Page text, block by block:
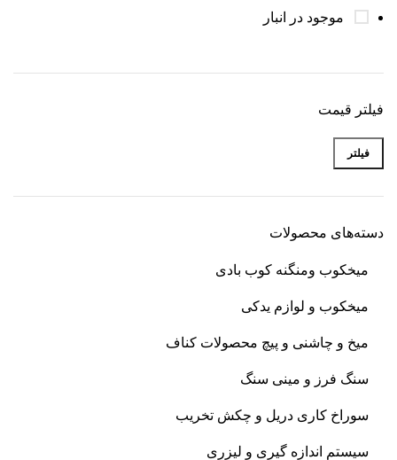
موجود در انبار
فیلتر قیمت
فیلتر
دسته‌های محصولات
میخکوب و‌منگنه کوب بادی
میخکوب و لوازم یدکی
میخ و چاشنی و پیچ محصولات کناف
سنگ فرز و مینی سنگ
سوراخ کاری دریل و چکش تخریب
سیستم اندازه گیری و لیزری